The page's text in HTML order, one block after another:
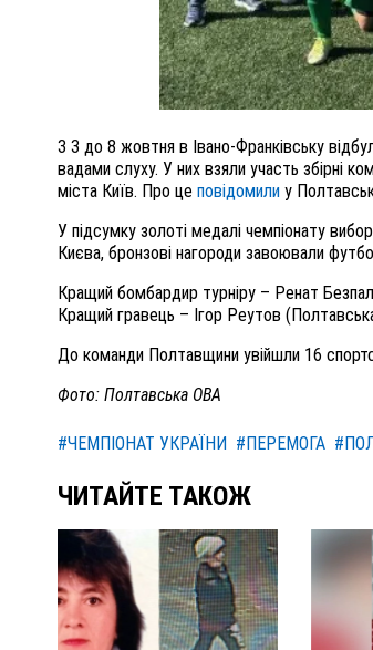
З 3 до 8 жовтня в Івано-Франківську
вадами слуху. У них взяли участь збірні
міста Київ. Про це повідомили у
У підсумку золоті медалі чемпіонату
Києва, бронзові нагороди завоювали
Кращий бомбардир турніру – Ренат
Кращий гравець – Ігор Реутов
До команди Полтавщини увійшли 16
Фото: Полтавська ОВА
#ЧЕМПІОНАТ УКРАЇНИ #ПЕРЕМОГА
ЧИТАЙТЕ ТАКОЖ